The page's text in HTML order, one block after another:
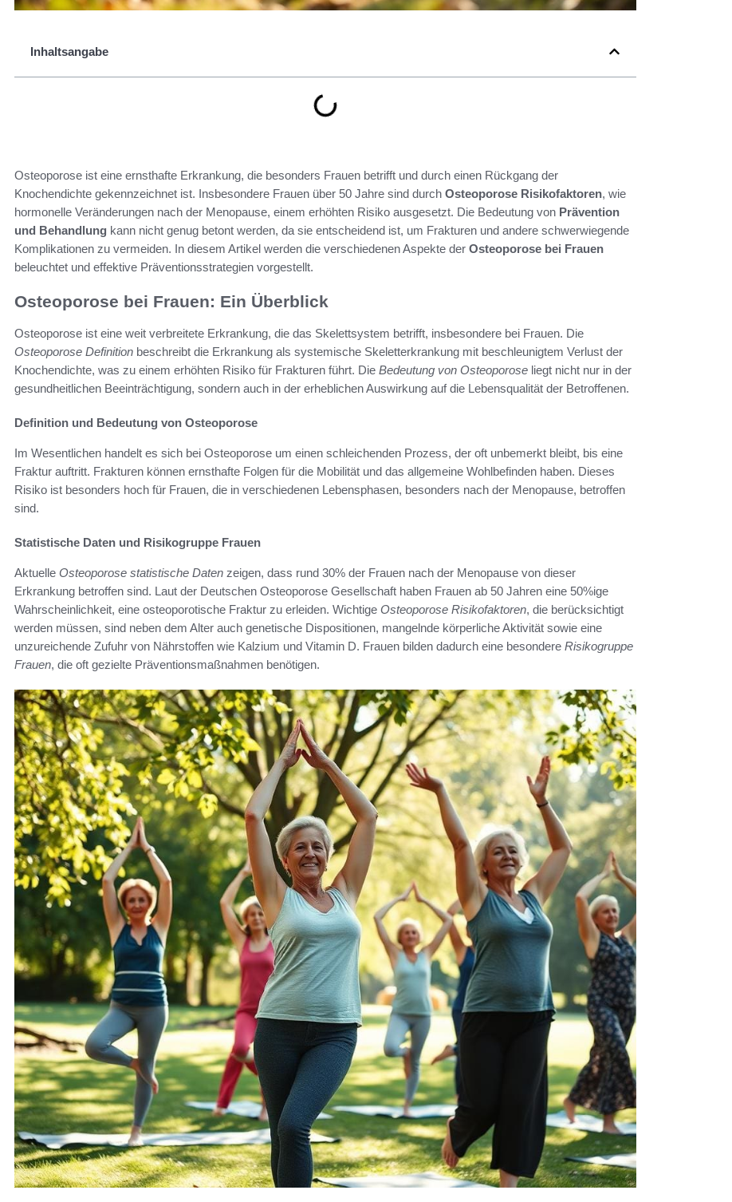
Inhaltsangabe
Osteoporose ist eine ernsthafte Erkrankung, die besonders Frauen betrifft und durch einen Rückgang der
Knochendichte gekennzeichnet ist. Insbesondere Frauen über 50 Jahre sind durch Osteoporose Risikofaktoren, wie
hormonelle Veränderungen nach der Menopause, einem erhöhten Risiko ausgesetzt. Die Bedeutung von Prävention
und Behandlung kann nicht genug betont werden, da sie entscheidend ist, um Frakturen und andere schwerwiegende
Komplikationen zu vermeiden. In diesem Artikel werden die verschiedenen Aspekte der Osteoporose bei Frauen
beleuchtet und effektive Präventionsstrategien vorgestellt.
Osteoporose bei Frauen: Ein Überblick
Osteoporose ist eine weit verbreitete Erkrankung, die das Skelettsystem betrifft, insbesondere bei Frauen. Die
Osteoporose Definition beschreibt die Erkrankung als systemische Skeletterkrankung mit beschleunigtem Verlust der
Knochendichte, was zu einem erhöhten Risiko für Frakturen führt. Die Bedeutung von Osteoporose liegt nicht nur in der
gesundheitlichen Beeinträchtigung, sondern auch in der erheblichen Auswirkung auf die Lebensqualität der Betroffenen.
Definition und Bedeutung von Osteoporose
Im Wesentlichen handelt es sich bei Osteoporose um einen schleichenden Prozess, der oft unbemerkt bleibt, bis eine
Fraktur auftritt. Frakturen können ernsthafte Folgen für die Mobilität und das allgemeine Wohlbefinden haben. Dieses
Risiko ist besonders hoch für Frauen, die in verschiedenen Lebensphasen, besonders nach der Menopause, betroffen
sind.
Statistische Daten und Risikogruppe Frauen
Aktuelle Osteoporose statistische Daten zeigen, dass rund 30% der Frauen nach der Menopause von dieser
Erkrankung betroffen sind. Laut der Deutschen Osteoporose Gesellschaft haben Frauen ab 50 Jahren eine 50%ige
Wahrscheinlichkeit, eine osteoporotische Fraktur zu erleiden. Wichtige Osteoporose Risikofaktoren, die berücksichtigt
werden müssen, sind neben dem Alter auch genetische Dispositionen, mangelnde körperliche Aktivität sowie eine
unzureichende Zufuhr von Nährstoffen wie Kalzium und Vitamin D. Frauen bilden dadurch eine besondere Risikogruppe
Frauen, die oft gezielte Präventionsmaßnahmen benötigen.